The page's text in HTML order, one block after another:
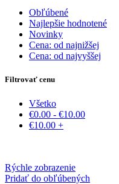
Obľúbené
Najlepšie hodnotené
Novinky
Cena: od najnižšej
Cena: od najvyššej
Filtrovať cenu
Všetko
€0.00 - €10.00
€10.00 +
Rýchle zobrazenie
Pridať do obľúbených